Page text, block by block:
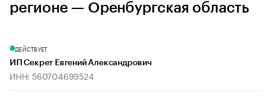
регионе — Оренбургская область
ДЕЙСТВУЕТ
ИП Секрет Евгений Александрович
ИНН: 560704699524